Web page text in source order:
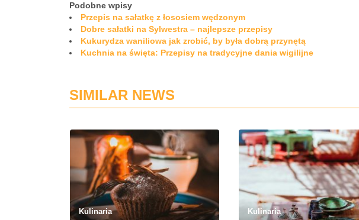
Podobne wpisy
Przepis na sałatkę z łososiem wędzonym
Dobre sałatki na Sylwestra – najlepsze przepisy
Kukurydza waniliowa jak zrobić, by była dobrą przynętą
Kuchnia na święta: Przepisy na tradycyjne dania wigilijne
SIMILAR NEWS
Kulinaria Kulinaria